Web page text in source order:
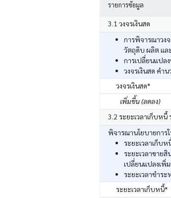
รายการข้อมูล
3.1 วงจรเงินสด
การพิจารณาวง
วัตถุดิบ ผลิต แล
การเปลี่ยนแปล
วงจรเงินสด คำ
วงจรเงินสด*
เพิ่มขึ้น (ลดลง)
3.2 ระยะเวลาเก็บหนี้
พิจารณานโยบายการ
ระยะเวลาเก็บ
ระยะเวลาขาย
เปลี่ยนแปลงเพิ่
ระยะเวลาชำร
ระยะเวลาเก็บหนี้*